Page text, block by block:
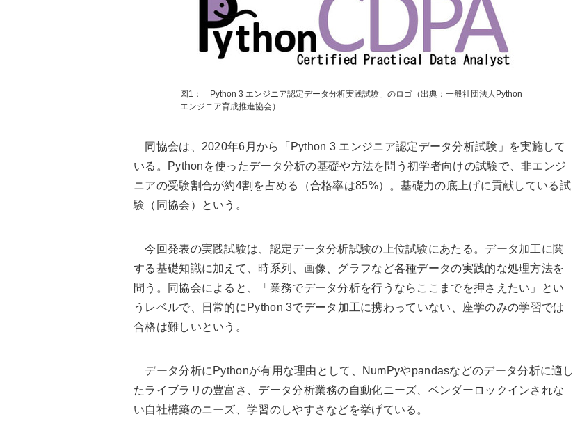
図1：「Python 3 エンジニア認定データ分析実践試験」のロゴ（出典：一般社団法人Python
エンジニア育成推進協会）
同協会は、2020年6月から「Python 3 エンジニア認定データ分析試験」を実施して
いる。Pythonを使ったデータ分析の基礎や方法を問う初学者向けの試験で、非エンジ
ニアの受験割合が約4割を占める（合格率は85%）。基礎力の底上げに貢献している試
験（同協会）という。
今回発表の実践試験は、認定データ分析試験の上位試験にあたる。データ加工に関
する基礎知識に加えて、時系列、画像、グラフなど各種データの実践的な処理方法を
問う。同協会によると、「業務でデータ分析を行うならここまでを押さえたい」とい
うレベルで、日常的にPython 3でデータ加工に携わっていない、座学のみの学習では
合格は難しいという。
データ分析にPythonが有用な理由として、NumPyやpandasなどのデータ分析に適し
たライブラリの豊富さ、データ分析業務の自動化ニーズ、ベンダーロックインされな
い自社構築のニーズ、学習のしやすさなどを挙げている。